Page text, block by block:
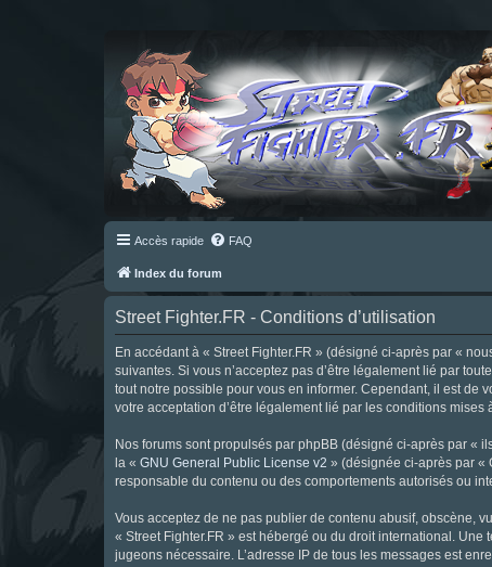
Accès rapide FAQ
Index du forum
Street Fighter.FR - Conditions d’utilisation
En accédant à « Street Fighter.FR » (désigné ci-après par «
suivantes. Si vous n’acceptez pas d’être légalement lié par
tout notre possible pour vous en informer. Cependant, il est de
votre acceptation d’être légalement lié par les conditions mises
Nos forums sont propulsés par phpBB (désigné ci-après par «
la « GNU General Public License v2 » (désignée ci-après par «
responsable du contenu ou des comportements autorisés ou
Vous acceptez de ne pas publier de contenu abusif, obscène,
« Street Fighter.FR » est hébergé ou du droit international.
jugeons nécessaire. L’adresse IP de tous les messages est